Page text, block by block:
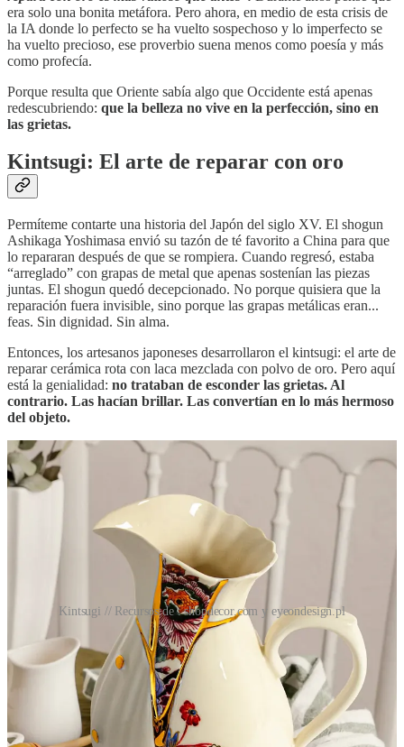
era solo una bonita metáfora. Pero ahora, en medio de esta crisis de
la IA donde lo perfecto se ha vuelto sospechoso y lo imperfecto se
ha vuelto precioso, ese proverbio suena menos como poesía y más
como profecía.
Porque resulta que Oriente sabía algo que Occidente está apenas
redescubriendo: que la belleza no vive en la perfección, sino en
las grietas.
Kintsugi: El arte de reparar con oro
Permíteme contarte una historia del Japón del siglo XV. El shogun
Ashikaga Yoshimasa envió su tazón de té favorito a China para que
lo repararan después de que se rompiera. Cuando regresó, estaba
“arreglado” con grapas de metal que apenas sostenían las piezas
juntas. El shogun quedó decepcionado. No porque quisiera que la
reparación fuera invisible, sino porque las grapas metálicas eran...
feas. Sin dignidad. Sin alma.
Entonces, los artesanos japoneses desarrollaron el kintsugi: el arte de
reparar cerámica rota con laca mezclada con polvo de oro. Pero aquí
está la genialidad: no trataban de esconder las grietas. Al
contrario. Las hacían brillar. Las convertían en lo más hermoso
del objeto.
Kintsugi // Recursos de : shopdecor.com y eyeondesign.pl
Las líneas doradas que recorren el cuenco reparado no son un
defecto que se tolera. Sonla obra de arte misma. Cuentan la historia
del objeto. Dicen: “Esto se rompió. Y aun así, aquí está. Más
hermoso que antes”.
¿Suena familiar? Debería. Porque es exactamente lo que está
pasando ahora con nuestra relación con lo digital.